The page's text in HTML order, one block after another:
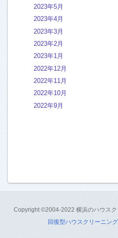
クッションフロア フロア
バスルーム 浴室の汚れ
石の浴室 タイル ガラス
人工大理石FRPユニット
外構 外階段 エントランス
ものぐさ流＠掃除のコツ
2023年5月
2023年4月
2023年3月
2023年2月
2023年1月
2022年12月
2022年11月
2022年10月
2022年9月
Copyright ©2004-2022 横浜のハウス
回復型ハウスクリーニン